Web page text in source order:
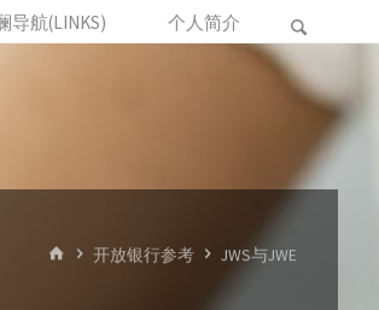
导航(LINKS) 个人简介
首 开放银行参考 JWS与JWE